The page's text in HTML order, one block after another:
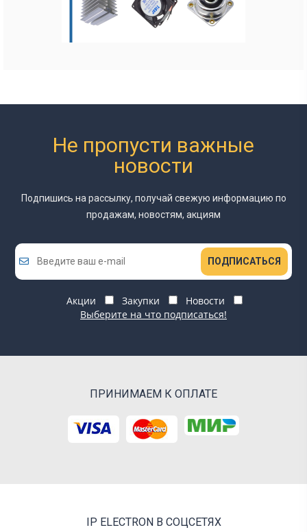
Не пропусти важные
новости
Подпишись на рассылку, получай свежую информацию по
продажам, новостям, акциям
ПОДПИСАТЬСЯ
Акции Закупки
Новости
Выберите на что подписаться!
ПРИНИМАЕМ К ОПЛАТЕ
IP ELECTRON В СОЦСЕТЯХ